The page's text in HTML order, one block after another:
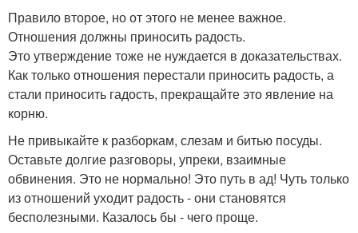
Правило второе, но от этого не менее важное.
Отношения должны приносить радость.
Это утверждение тоже не нуждается в доказательствах.
Как только отношения перестали приносить радость, а
стали приносить гадость, прекращайте это явление на
корню.
Не привыкайте к разборкам, слезам и битью посуды.
Оставьте долгие разговоры, упреки, взаимные
обвинения. Это не нормально! Это путь в ад! Чуть только
из отношений уходит радость - они становятся
бесполезными. Казалось бы - чего проще.